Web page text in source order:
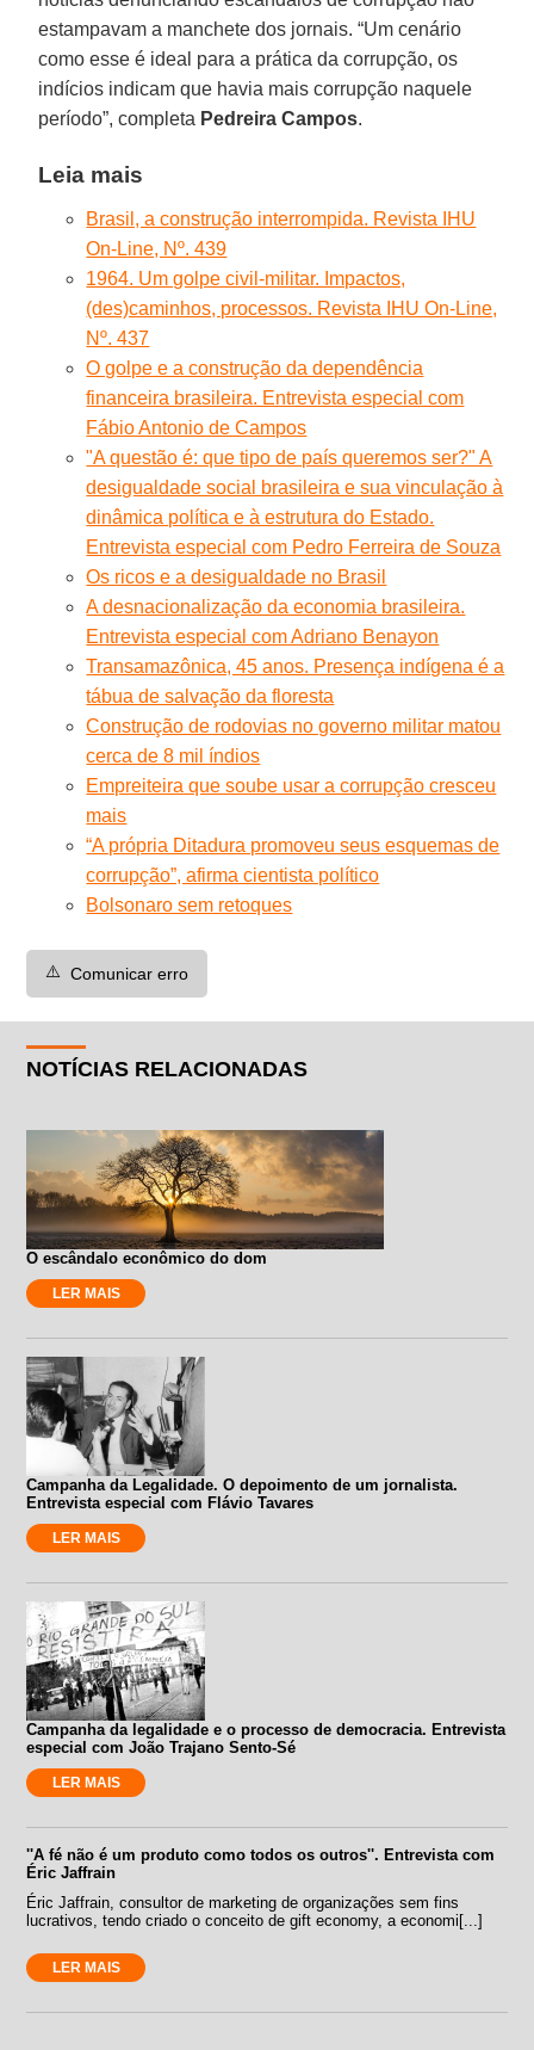
estampavam a manchete dos jornais. “Um cenário
como esse é ideal para a prática da corrupção, os
indícios indicam que havia mais corrupção naquele
período”, completa Pedreira Campos.
Leia mais
Brasil, a construção interrompida. Revista IHU
On-Line, Nº. 439
1964. Um golpe civil-militar. Impactos,
(des)caminhos, processos. Revista IHU On-Line,
Nº. 437
O golpe e a construção da dependência
financeira brasileira. Entrevista especial com
Fábio Antonio de Campos
"A questão é: que tipo de país queremos ser?" A
desigualdade social brasileira e sua vinculação à
dinâmica política e à estrutura do Estado.
Entrevista especial com Pedro Ferreira de Souza
Os ricos e a desigualdade no Brasil
A desnacionalização da economia brasileira.
Entrevista especial com Adriano Benayon
Transamazônica, 45 anos. Presença indígena é a
tábua de salvação da floresta
Construção de rodovias no governo militar matou
cerca de 8 mil índios
Empreiteira que soube usar a corrupção cresceu
mais
“A própria Ditadura promoveu seus esquemas de
corrupção”, afirma cientista político
Bolsonaro sem retoques
⚠️ Comunicar erro
NOTÍCIAS RELACIONADAS
O escândalo econômico do dom
LER MAIS
Campanha da Legalidade. O depoimento de um jornalista.
Entrevista especial com Flávio Tavares
LER MAIS
Campanha da legalidade e o processo de democracia. Entrevista
especial com João Trajano Sento-Sé
LER MAIS
''A fé não é um produto como todos os outros''. Entrevista com
Éric Jaffrain
Éric Jaffrain, consultor de marketing de organizações sem fins
lucrativos, tendo criado o conceito de gift economy, a economi[...]
LER MAIS